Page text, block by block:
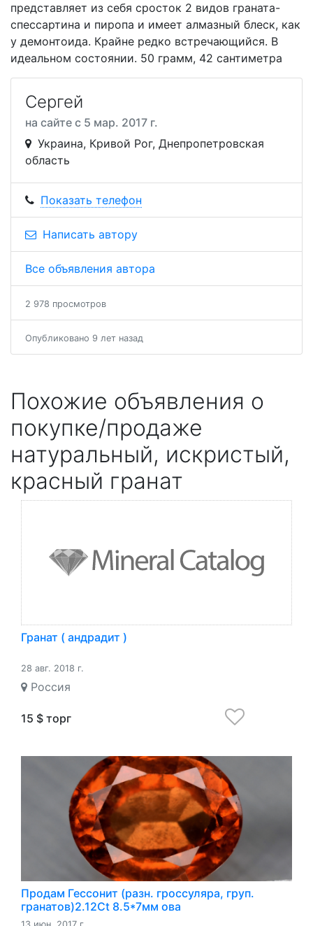
представляет из себя сросток 2 видов граната-
спессартина и пиропа и имеет алмазный блеск, как
у демонтоида. Крайне редко встречающийся. В
идеальном состоянии. 50 грамм, 42 сантиметра
Сергей
на сайте с 5 мар. 2017 г.
Украина, Кривой Рог, Днепропетровская
область
Показать телефон
Написать автору
Все объявления автора
2 978 просмотров
Опубликовано 9 лет назад
Похожие объявления о
покупке/продаже
натуральный, искристый,
красный гранат
Гранат ( андрадит )
28 авг. 2018 г.
Россия
15 $ торг
Продам Гессонит (разн. гроссуляра, груп.
гранатов)2.12Ct 8.5*7мм ова